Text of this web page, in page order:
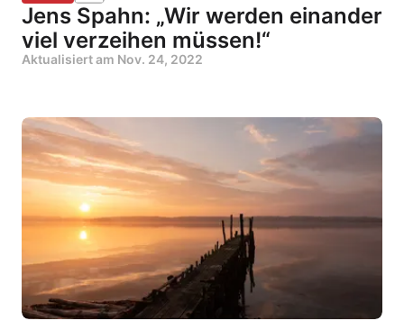
Jens Spahn: „Wir werden einander
viel verzeihen müssen!“
Aktualisiert am Nov. 24, 2022